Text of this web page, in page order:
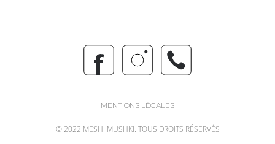
MENTIONS LÉGALES
© 2022 MESHI MUSHKI. TOUS DROITS RÉSERVÉS